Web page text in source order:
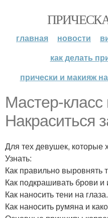
главная новости
как делать
прически и макияж
Мастер-класс
Накраситься
Для тех девушек, которые
Узнать:
Как правильно выровнять
Как подкрашивать брови и
Как наносить тени на глаза.
Как наносить румяна и